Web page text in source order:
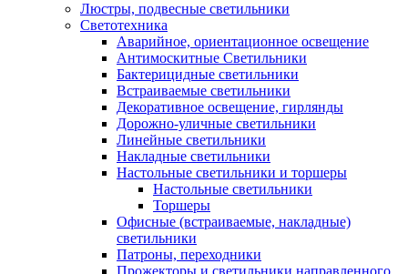
Люстры, подвесные светильники
Светотехника
Аварийное, ориентационное освещение
Антимоскитные Светильники
Бактерицидные светильники
Встраиваемые светильники
Декоративное освещение, гирлянды
Дорожно-уличные светильники
Линейные светильники
Накладные светильники
Настольные светильники и торшеры
Настольные светильники
Торшеры
Офисные (встраиваемые, накладные)
светильники
Патроны, переходники
Прожекторы и светильники направленного